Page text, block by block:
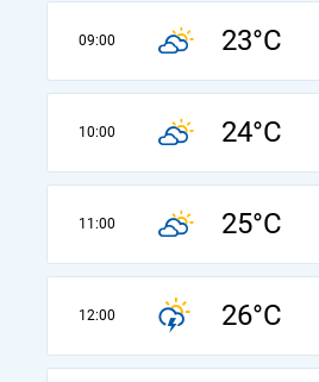
09:00 23°C
10:00 24°C
11:00 25°C
12:00 26°C